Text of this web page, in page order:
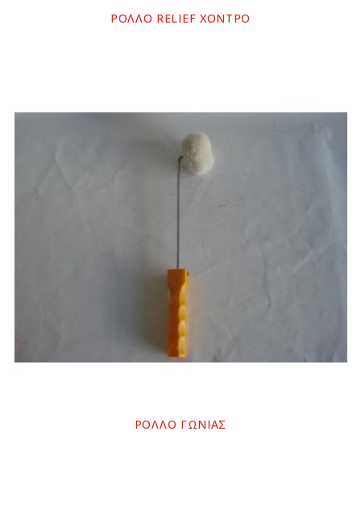
ΡΟΛΛΟ RELIEF ΧΟΝΤΡΟ
ΡΟΛΛΟ ΓΩΝΙΑΣ